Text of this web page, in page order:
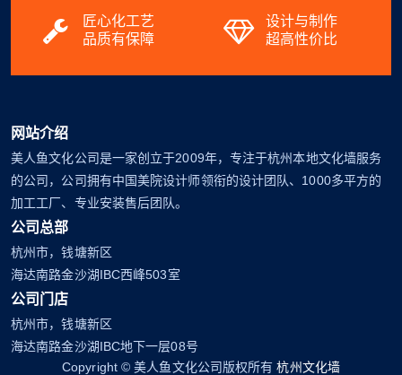
匠心化工艺
品质有保障
设计与制作
超高性价比
网站介绍
美人鱼文化公司是一家创立于2009年，专注于杭州本地文化墙服务
的公司，公司拥有中国美院设计师领衔的设计团队、1000多平方的
加工工厂、专业安装售后团队。
公司总部
杭州市，钱塘新区
海达南路金沙湖IBC西峰503室
公司门店
杭州市，钱塘新区
海达南路金沙湖IBC地下一层08号
Copyright © 美人鱼文化公司版权所有杭州文化墙